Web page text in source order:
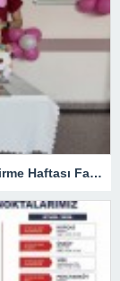
Babaeski Devlet Hastanesi’nde Dünya Emzirme Haftası Farkındalığı